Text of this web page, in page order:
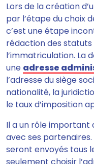
Lors de la création
par l’étape du choix
c’est une étape
rédaction des statuts
l’immatriculation. La
une adresse
l’adresse du siège
nationalité, la
le taux d’imposition
Il a un rôle important
avec ses
seront envoyés tous